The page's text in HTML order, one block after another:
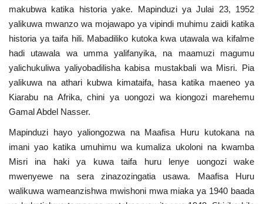
Urithi wa Nasser
Habari
Harakati ya Nasser kwa Vijana
Kanuni na Masharti ya Udhamini wa
Nasser
Udhamini wa Nasser
Nyaraka na Marejeleo
makubwa katika historia yake. Mapinduzi ya Julai 23, 1952
yalikuwa mwanzo wa mojawapo ya vipindi muhimu zaidi katika
historia ya taifa hili. Mabadiliko kutoka kwa utawala wa kifalme
hadi utawala wa umma yalifanyika, na maamuzi magumu
yalichukuliwa yaliyobadilisha kabisa mustakbali wa Misri. Pia
yalikuwa na athari kubwa kimataifa, hasa katika maeneo ya
Kiarabu na Afrika, chini ya uongozi wa kiongozi marehemu
Gamal Abdel Nasser.
Mapinduzi hayo yaliongozwa na Maafisa Huru kutokana na
imani yao katika umuhimu wa kumaliza ukoloni na kwamba
Misri ina haki ya kuwa taifa huru lenye uongozi wake
mwenyewe na sera zinazozingatia usawa. Maafisa Huru
walikuwa wameanzishwa mwishoni mwa miaka ya 1940 baada